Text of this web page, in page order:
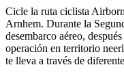
Cicle la ruta ciclista
Arnhem. Durante la
desembarco aéreo,
operación en territorio
te lleva a través de